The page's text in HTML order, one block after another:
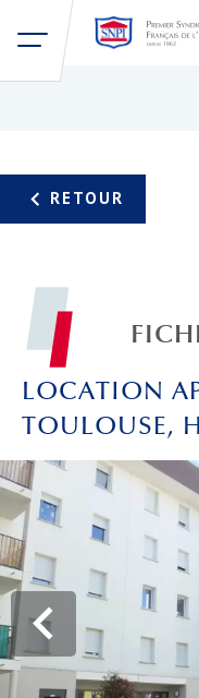
LOCATION
TOULOUSE,